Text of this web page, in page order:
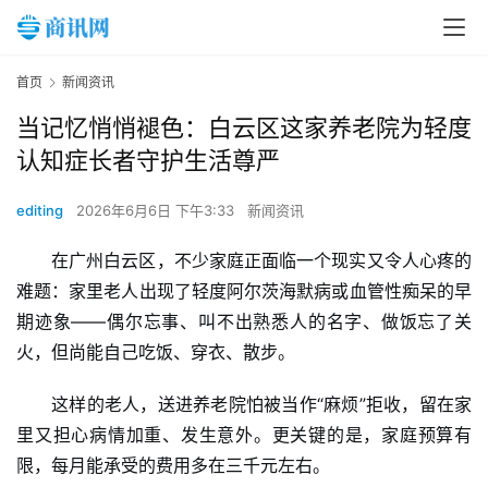
首页 新闻资讯
当记忆悄悄褪色：白云区这家养老院为轻度
认知症长者守护生活尊严
editing 2026年6月6日 下午3:33 新闻资讯
在广州白云区，不少家庭正面临一个现实又令人心疼的
难题：家里老人出现了轻度阿尔茨海默病或血管性痴呆的早
期迹象——偶尔忘事、叫不出熟悉人的名字、做饭忘了关
火，但尚能自己吃饭、穿衣、散步。
这样的老人，送进养老院怕被当作“麻烦”拒收，留在家
里又担心病情加重、发生意外。更关键的是，家庭预算有
限，每月能承受的费用多在三千元左右。